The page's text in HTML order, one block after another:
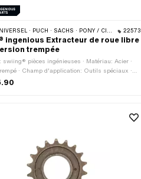
· PUCH · SACHS · PONY / CILO (BÊTA 521 & 512) · PIAGGIO 22573
ingenious Extracteur de roue libre
trempée
swiing® pièces ingénieuses · Matériau: Acier ·
· Champ d'application: Outils spéciaux ·
21 mm